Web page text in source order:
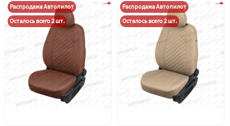
Распродажа Автопилот
Осталось всего 2 шт.
Распродажа Автопилот
Осталось всего 2 шт.